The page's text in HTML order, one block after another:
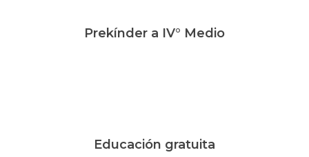
Prekínder a IV° Medio
Educación gratuita